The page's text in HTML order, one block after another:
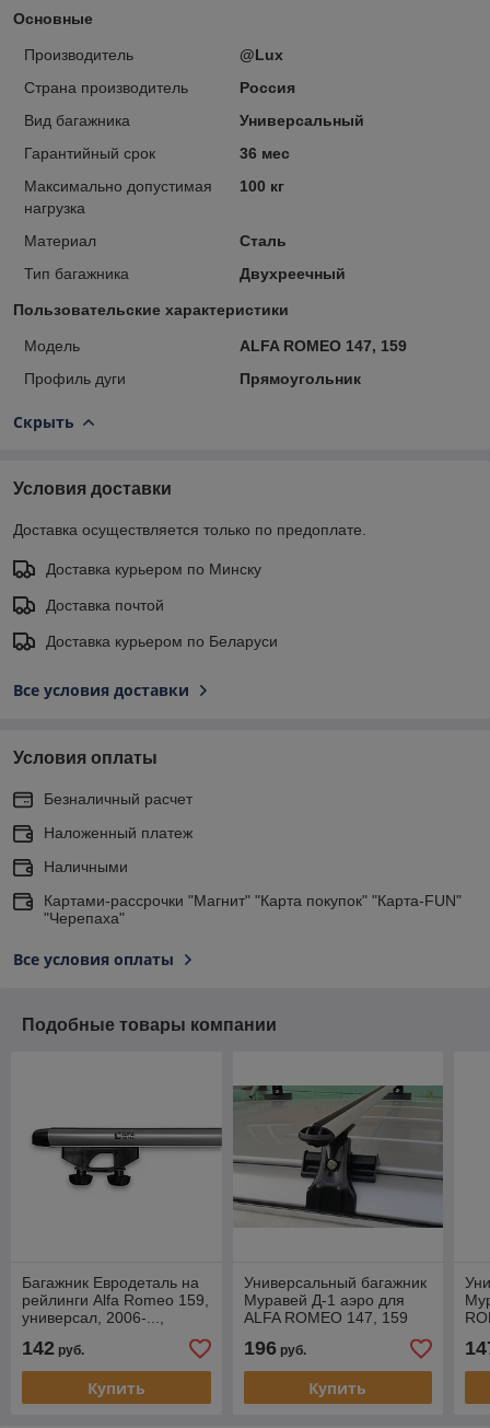
Основные
Производитель
@Lux
Страна производитель
Россия
Вид багажника
Универсальный
Гарантийный срок
36 мес
Максимально допустимая
нагрузка
100 кг
Материал
Сталь
Тип багажника
Двухреечный
Пользовательские характеристики
Модель
ALFA ROMEO 147, 159
Профиль дуги
Прямоугольник
Скрыть
Условия доставки
Доставка осуществляется только по предоплате.
Доставка курьером по Минску
Доставка почтой
Доставка курьером по Беларуси
Все условия доставки
Условия оплаты
Безналичный расчет
Наложенный платеж
Наличными
Картами-рассрочки "Магнит" "Карта покупок" "Карта-FUN"
"Черепаха"
Все условия оплаты
Подобные товары компании
Багажник Евродеталь на
рейлинги Alfa Romeo 159,
универсал, 2006-...,
142 руб.
Купить
Универсальный багажник
Муравей Д-1 аэро для
ALFA ROMEO 147, 159
196руб.
Купить